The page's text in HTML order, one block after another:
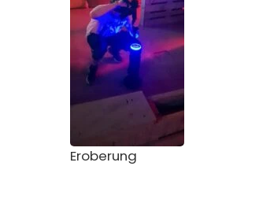
Eroberung